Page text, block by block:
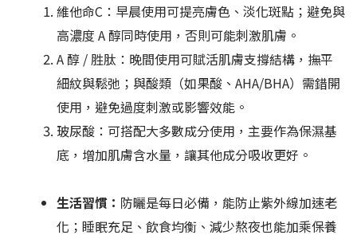
維他命C：早晨使用可提亮膚色、淡化斑點；避免與
高濃度 A 醇同時使用，否則可能刺激肌膚。
A 醇 / 胜肽：晚間使用可賦活肌膚支撐結構，撫平
細紋與鬆弛；與酸類（如果酸、AHA/BHA）需錯開
使用，避免過度刺激或影響效能。
玻尿酸：可搭配大多數成分使用，主要作為保濕基
底，增加肌膚含水量，讓其他成分吸收更好。
生活習慣： 防曬是每日必備，能防止紫外線加速老
化；睡眠充足、飲食均衡、減少熬夜也能加乘保養